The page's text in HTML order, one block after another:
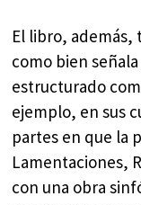
El libro,
como bien
estructurado
ejemplo, en sus
partes en que la
Lamentaciones,
con una obra